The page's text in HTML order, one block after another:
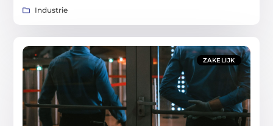
Industrie
ZAKELIJK